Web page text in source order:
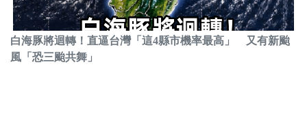
白海豚將迴轉！直逼台灣「這4縣市機率最高」 又有新颱
風「恐三颱共舞」